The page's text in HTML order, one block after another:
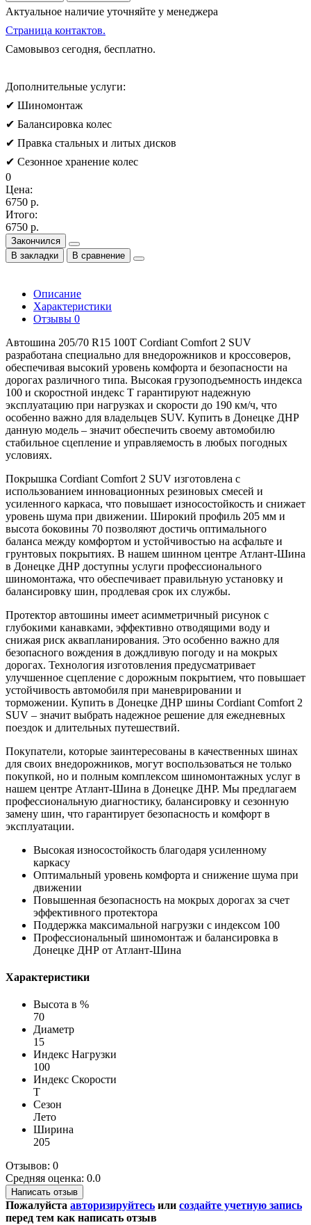
Актуальное наличие уточняйте у менеджера
Страница контактов.
Самовывоз сегодня, бесплатно.
Дополнительные услуги:
✔ Шиномонтаж
✔ Балансировка колес
✔ Правка стальных и литых дисков
✔ Сезонное хранение колес
0
Цена:
6750 р.
Итого:
6750 р.
Закончился
В закладки
В сравнение
Описание
Характеристики
Отзывы 0
Автошина 205/70 R15 100T Cordiant Comfort 2 SUV
разработана специально для внедорожников и кроссоверов,
обеспечивая высокий уровень комфорта и безопасности на
дорогах различного типа. Высокая грузоподъемность индекса
100 и скоростной индекс T гарантируют надежную
эксплуатацию при нагрузках и скорости до 190 км/ч, что
особенно важно для владельцев SUV. Купить в Донецке ДНР
данную модель – значит обеспечить своему автомобилю
стабильное сцепление и управляемость в любых погодных
условиях.
Покрышка Cordiant Comfort 2 SUV изготовлена с
использованием инновационных резиновых смесей и
усиленного каркаса, что повышает износостойкость и снижает
уровень шума при движении. Широкий профиль 205 мм и
высота боковины 70 позволяют достичь оптимального
баланса между комфортом и устойчивостью на асфальте и
грунтовых покрытиях. В нашем шинном центре Атлант-Шина
в Донецке ДНР доступны услуги профессионального
шиномонтажа, что обеспечивает правильную установку и
балансировку шин, продлевая срок их службы.
Протектор автошины имеет асимметричный рисунок с
глубокими канавками, эффективно отводящими воду и
снижая риск аквапланирования. Это особенно важно для
безопасного вождения в дождливую погоду и на мокрых
дорогах. Технология изготовления предусматривает
улучшенное сцепление с дорожным покрытием, что повышает
устойчивость автомобиля при маневрировании и
торможении. Купить в Донецке ДНР шины Cordiant Comfort 2
SUV – значит выбрать надежное решение для ежедневных
поездок и длительных путешествий.
Покупатели, которые заинтересованы в качественных шинах
для своих внедорожников, могут воспользоваться не только
покупкой, но и полным комплексом шиномонтажных услуг в
нашем центре Атлант-Шина в Донецке ДНР. Мы предлагаем
профессиональную диагностику, балансировку и сезонную
замену шин, что гарантирует безопасность и комфорт в
эксплуатации.
Высокая износостойкость благодаря усиленному
каркасу
Оптимальный уровень комфорта и снижение шума при
движении
Повышенная безопасность на мокрых дорогах за счет
эффективного протектора
Поддержка максимальной нагрузки с индексом 100
Профессиональный шиномонтаж и балансировка в
Донецке ДНР от Атлант-Шина
Характеристики
Высота в %
70
Диаметр
15
Индекс Нагрузки
100
Индекс Скорости
T
Сезон
Лето
Ширина
205
Отзывов: 0
Средняя оценка: 0.0
Написать отзыв
Пожалуйста авторизируйтесь или создайте учетную запись
перед тем как написать отзыв